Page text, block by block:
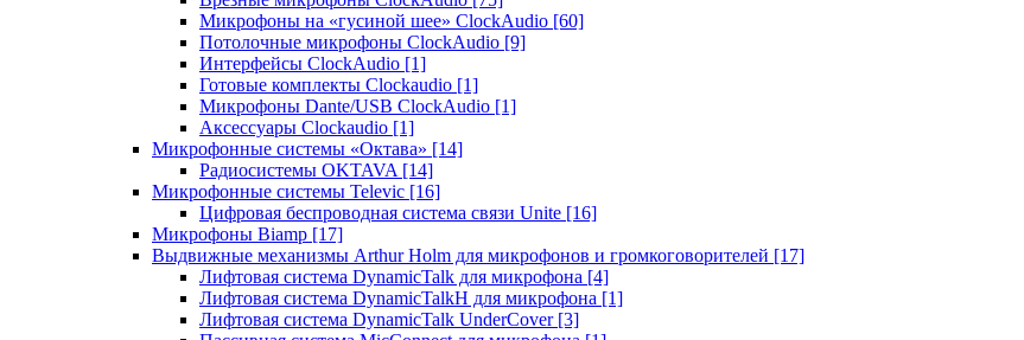
Микрофоны на «гусиной шее» ClockAudio [60]
Потолочные микрофоны ClockAudio [9]
Интерфейсы ClockAudio [1]
Готовые комплекты Clockaudio [1]
Микрофоны Dante/USB ClockAudio [1]
Аксессуары Clockaudio [1]
Микрофонные системы «Октава» [14]
Радиосистемы OKTAVA [14]
Микрофонные системы Televic [16]
Цифровая беспроводная система связи Unite [16]
Микрофоны Biamp [17]
Выдвижные механизмы Arthur Holm для микрофонов и громкоговорителей [17]
Лифтовая система DynamicTalk для микрофона [4]
Лифтовая система DynamicTalkH для микрофона [1]
Лифтовая система DynamicTalk UnderCover [3]